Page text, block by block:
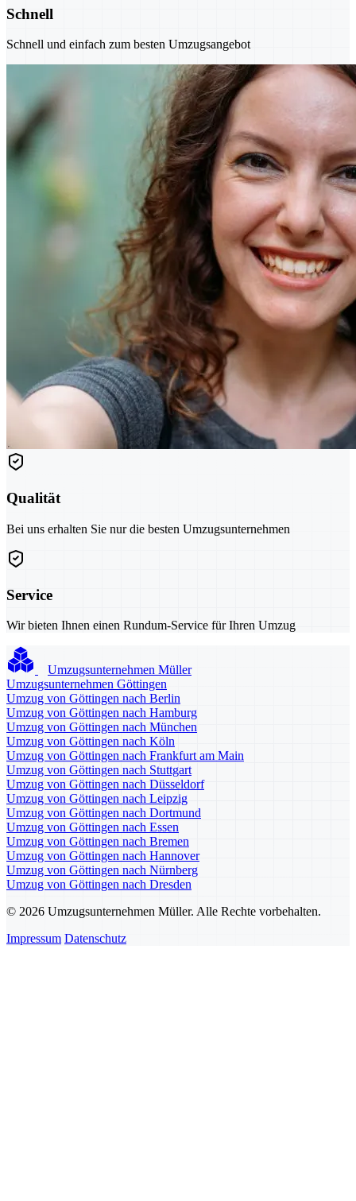
Schnell
Schnell und einfach zum besten Umzugsangebot
Qualität
Bei uns erhalten Sie nur die besten Umzugsunternehmen
Service
Wir bieten Ihnen einen Rundum-Service für Ihren Umzug
Umzugsunternehmen Müller
Umzugsunternehmen Göttingen
Umzug von Göttingen nach Berlin
Umzug von Göttingen nach Hamburg
Umzug von Göttingen nach München
Umzug von Göttingen nach Köln
Umzug von Göttingen nach Frankfurt am Main
Umzug von Göttingen nach Stuttgart
Umzug von Göttingen nach Düsseldorf
Umzug von Göttingen nach Leipzig
Umzug von Göttingen nach Dortmund
Umzug von Göttingen nach Essen
Umzug von Göttingen nach Bremen
Umzug von Göttingen nach Hannover
Umzug von Göttingen nach Nürnberg
Umzug von Göttingen nach Dresden
© 2026 Umzugsunternehmen Müller. Alle Rechte vorbehalten.
Impressum Datenschutz